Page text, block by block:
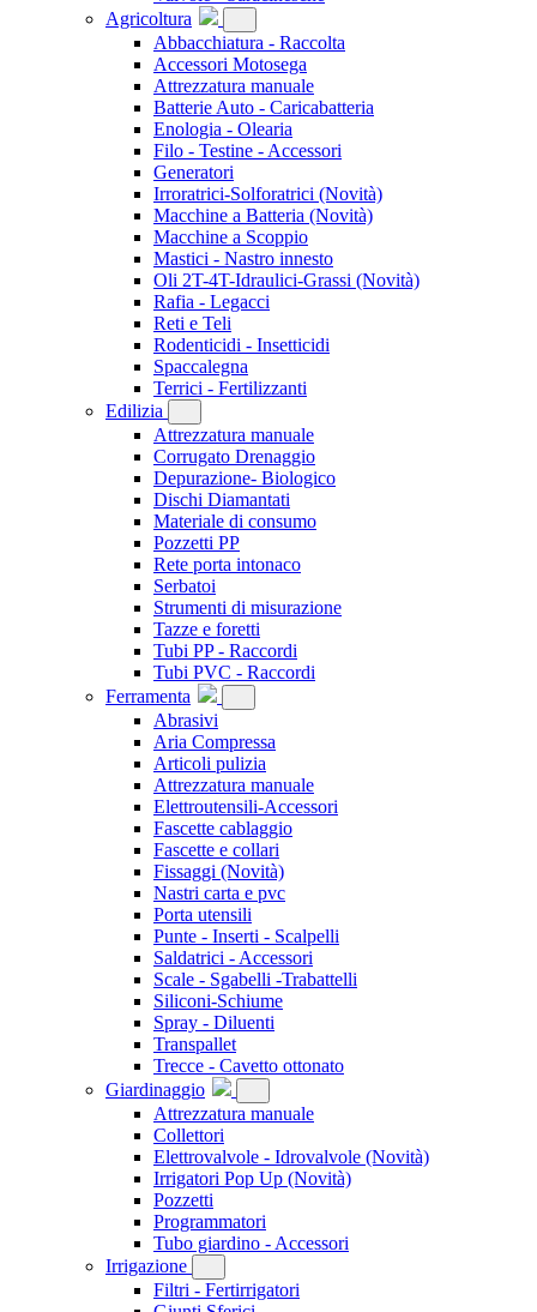
Agricoltura
Abbacchiatura - Raccolta
Accessori Motosega
Attrezzatura manuale
Batterie Auto - Caricabatteria
Enologia - Olearia
Filo - Testine - Accessori
Generatori
Irroratrici-Solforatrici (Novità)
Macchine a Batteria (Novità)
Macchine a Scoppio
Mastici - Nastro innesto
Oli 2T-4T-Idraulici-Grassi (Novità)
Rafia - Legacci
Reti e Teli
Rodenticidi - Insetticidi
Spaccalegna
Terrici - Fertilizzanti
Edilizia
Attrezzatura manuale
Corrugato Drenaggio
Depurazione- Biologico
Dischi Diamantati
Materiale di consumo
Pozzetti PP
Rete porta intonaco
Serbatoi
Strumenti di misurazione
Tazze e foretti
Tubi PP - Raccordi
Tubi PVC - Raccordi
Ferramenta
Abrasivi
Aria Compressa
Articoli pulizia
Attrezzatura manuale
Elettroutensili-Accessori
Fascette cablaggio
Fascette e collari
Fissaggi (Novità)
Nastri carta e pvc
Porta utensili
Punte - Inserti - Scalpelli
Saldatrici - Accessori
Scale - Sgabelli -Trabattelli
Siliconi-Schiume
Spray - Diluenti
Transpallet
Trecce - Cavetto ottonato
Giardinaggio
Attrezzatura manuale
Collettori
Elettrovalvole - Idrovalvole (Novità)
Irrigatori Pop Up (Novità)
Pozzetti
Programmatori
Tubo giardino - Accessori
Irrigazione
Filtri - Fertirrigatori